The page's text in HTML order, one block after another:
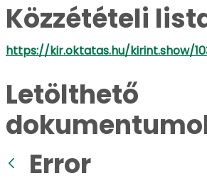
Közzétételi
https://kir.oktatas.hu/kirint.show/
Letölthető
Error